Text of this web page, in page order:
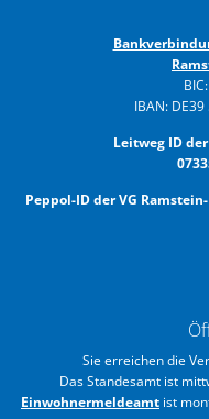
IBAN:
Leitweg ID
Peppol-ID der VG
Sie erreichen die
Das Standesamt ist
Einwohnermeldeamt ist